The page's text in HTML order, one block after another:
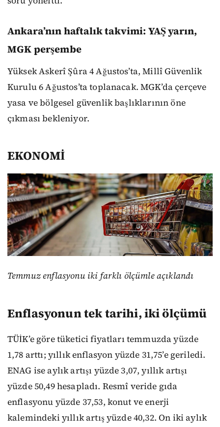
Ankara’nın haftalık takvimi: YAŞ yarın,
MGK perşembe
Yüksek Askerî Şûra 4 Ağustos’ta, Millî Güvenlik
Kurulu 6 Ağustos’ta toplanacak. MGK’da çerçeve
yasa ve bölgesel güvenlik başlıklarının öne
çıkması bekleniyor.
EKONOMİ
Temmuz enflasyonu iki farklı ölçümle açıklandı
Enflasyonun tek tarihi, iki ölçümü
TÜİK’e göre tüketici fiyatları temmuzda yüzde
1,78 arttı; yıllık enflasyon yüzde 31,75’e geriledi.
ENAG ise aylık artışı yüzde 3,07, yıllık artışı
yüzde 50,49 hesapladı. Resmî veride gıda
enflasyonu yüzde 37,53, konut ve enerji
kalemindeki yıllık artış yüzde 40,32. On iki aylık